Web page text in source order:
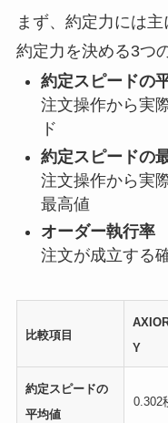
まず、約定力には主
約定力を決める3つ
約定スピードの
注文操作から実
ド
約定スピードの
注文操作から実
最高値
オーダー執行率
注文が成立する
比較項目
Y
約定スピードの
平均値
0.302